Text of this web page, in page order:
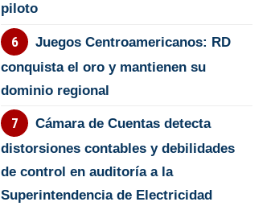
piloto
Juegos Centroamericanos: RD
conquista el oro y mantienen su
dominio regional
Cámara de Cuentas detecta
distorsiones contables y debilidades
de control en auditoría a la
Superintendencia de Electricidad